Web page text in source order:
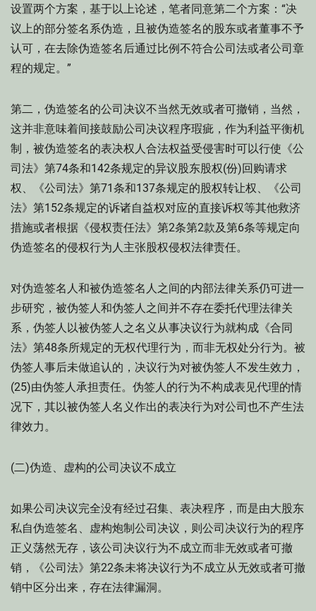
设置两个方案，基于以上论述，笔者同意第二个方案：“决
议上的部分签名系伪造，且被伪造签名的股东或者董事不予
认可，在去除伪造签名后通过比例不符合公司法或者公司章
程的规定。”
第二，伪造签名的公司决议不当然无效或者可撤销，当然，
这并非意味着间接鼓励公司决议程序瑕疵，作为利益平衡机
制，被伪造签名的表决权人合法权益受侵害时可以行使《公
司法》第74条和142条规定的异议股东股权(份)回购请求
权、《公司法》第71条和137条规定的股权转让权、《公司
法》第152条规定的诉诸自益权对应的直接诉权等其他救济
措施或者根据《侵权责任法》第2条第2款及第6条等规定向
伪造签名的侵权行为人主张股权侵权法律责任。
对伪造签名人和被伪造签名人之间的内部法律关系仍可进一
步研究，被伪签人和伪签人之间并不存在委托代理法律关
系，伪签人以被伪签人之名义从事决议行为就构成《合同
法》第48条所规定的无权代理行为，而非无权处分行为。被
伪签人事后未做追认的，决议行为对被伪签人不发生效力，
(25)由伪签人承担责任。伪签人的行为不构成表见代理的情
况下，其以被伪签人名义作出的表决行为对公司也不产生法
律效力。
(二)伪造、虚构的公司决议不成立
如果公司决议完全没有经过召集、表决程序，而是由大股东
私自伪造签名、虚构炮制公司决议，则公司决议行为的程序
正义荡然无存，该公司决议行为不成立而非无效或者可撤
销，《公司法》第22条未将决议行为不成立从无效或者可撤
销中区分出来，存在法律漏洞。